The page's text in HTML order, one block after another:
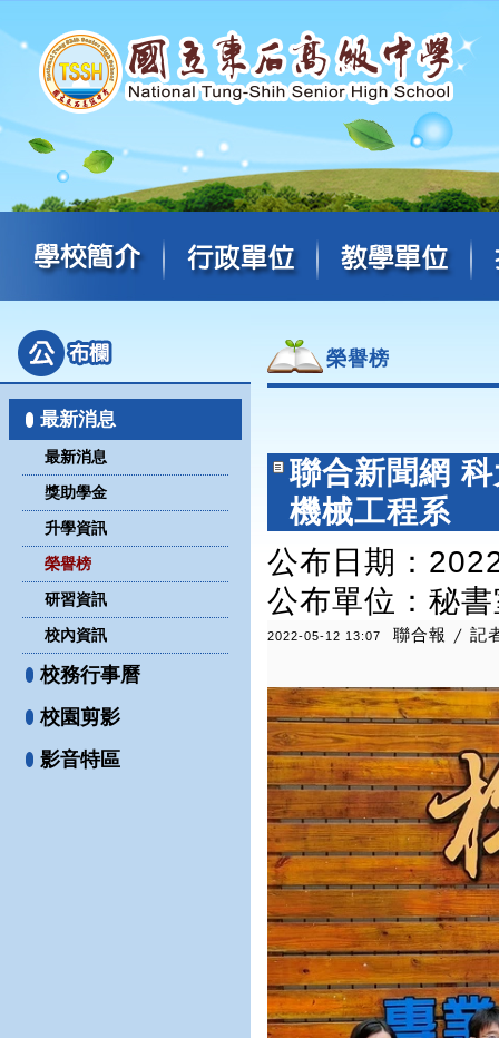
最新消息
最新消息
獎助學金
升學資訊
榮譽榜
研習資訊
校內資訊
校務行事曆
校園剪影
影音特區
榮譽榜
聯合新聞網
機械工程系
公布日期：
公布單位 ：秘
2022-05-12 13:07 聯合報 / 記